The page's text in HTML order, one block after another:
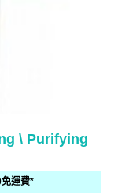
\ Purifying
運費*